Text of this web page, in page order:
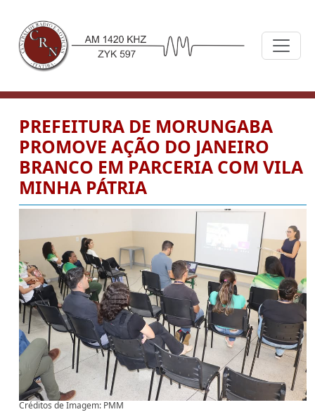
PREFEITURA DE MORUNGABA
PROMOVE AÇÃO DO JANEIRO
BRANCO EM PARCERIA COM VILA
MINHA PÁTRIA
Créditos de Imagem: PMM